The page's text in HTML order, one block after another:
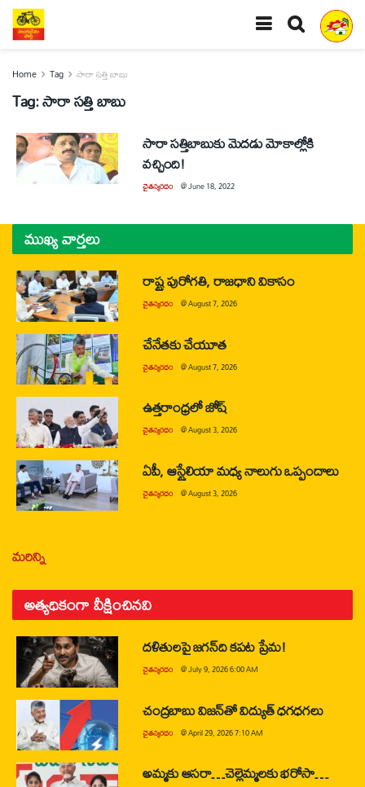
Home Tag సారా సత్తి బాబు
Tag:సారా సత్తి బాబు
సారా సత్తిబాబుకు మెదడు మోకాల్లోకి
వచ్చింది!
చైతన్యరధం @June 18, 2022
ముఖ్య వార్తలు
రాష్ట్ర పురోగతి, రాజధాని వికాసం
చైతన్యరధం @August 7, 2026
చేనేతకు చేయూత
చైతన్యరధం @August 7, 2026
ఉత్తరాంధ్రలో జోష్
చైతన్యరధం @August 3, 2026
ఏపీ, ఆస్ట్రేలియా మధ్య నాలుగు ఒప్పందాలు
చైతన్యరధం @August 3, 2026
మరిన్ని
అత్యధికంగా వీక్షించినవి
దళితులపై జగన్‌ది కపట ప్రేమ!
చైతన్యరధం @July 9, 2026 6:00 AM
చంద్రబాబు విజన్‌తో విద్యుత్ ధగధగలు
చైతన్యరధం @April 29, 2026 7:10 AM
అమ్మకు ఆసరా…చెల్లెమ్మలకు భరోసా…